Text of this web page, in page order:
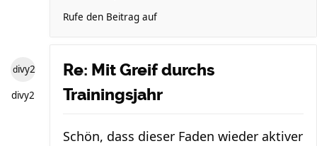
Rufe den Beitrag auf
divy2
divy2
Re: Mit Greif durchs
Trainingsjahr
Schön, dass dieser Faden wieder aktiver